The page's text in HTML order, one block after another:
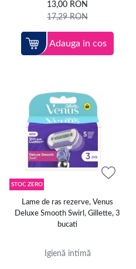
13,00 RON
17,29RON
Adauga in cos
STOC ZERO
Lame de ras rezerve, Venus
Deluxe Smooth Swirl, Gillette, 3
bucati
Igienă intimă